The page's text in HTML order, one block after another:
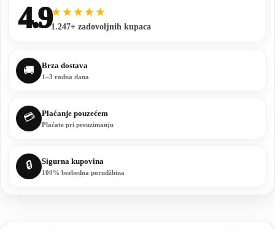
4.9★★★★★
1.247+ zadovoljnih kupaca
🚚 Brza dostava
1–3 radna dana
💳 Plaćanje pouzećem
Plaćate pri preuzimanju
🔒 Sigurna kupovina
100% bezbedna porudžbina